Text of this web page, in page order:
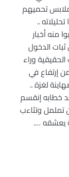
تحميهم
..
منه أخبار
الدخول
وراء
إرتفاع في
لغزة ..
خطابه إنقسم
تململ وتثاءب
يعشقه ….